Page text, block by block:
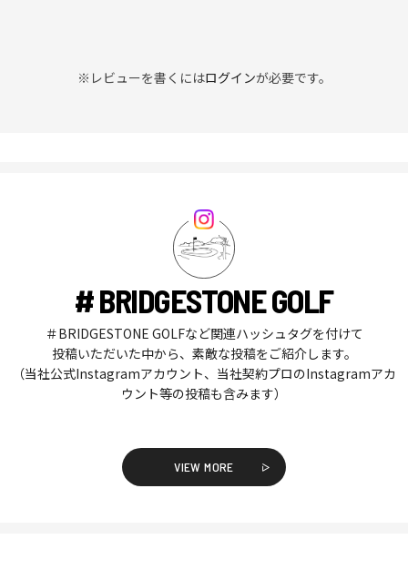
※レビューを書くにはログインが必要です。
# BRIDGESTONE GOLF
＃BRIDGESTONE GOLFなど関連ハッシュタグを付けて
投稿いただいた中から、素敵な投稿をご紹介します。
（当社公式Instagramアカウント、当社契約プロのInstagramアカ
ウント等の投稿も含みます）
VIEW MORE